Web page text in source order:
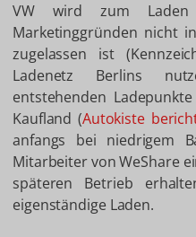
VW wird zum
Marketinggründen nicht
zugelassen ist
Ladenetz Berlins
entstehenden
Kaufland (Autokiste
anfangs bei niedrigem
Mitarbeiter von WeShare
späteren Betrieb
eigenständige Laden.